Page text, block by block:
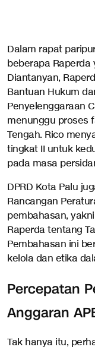
Dalam rapat
beberapa Raperda
Diantanyan,
Bantuan Hukum
Penyelenggaraan
menunggu proses
Tengah. Rico
tingkat II untuk
pada masa
DPRD Kota Palu
Rancangan
pembahasan,
Raperda tentang
Pembahasan ini
kelola dan etika
Percepatan
Anggaran
Tak hanya itu,